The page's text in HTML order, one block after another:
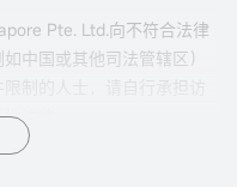
Pte. Ltd.向不符合法律
中国或其他司法管辖区）
法律。